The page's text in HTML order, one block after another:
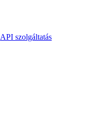
API szolgáltatás